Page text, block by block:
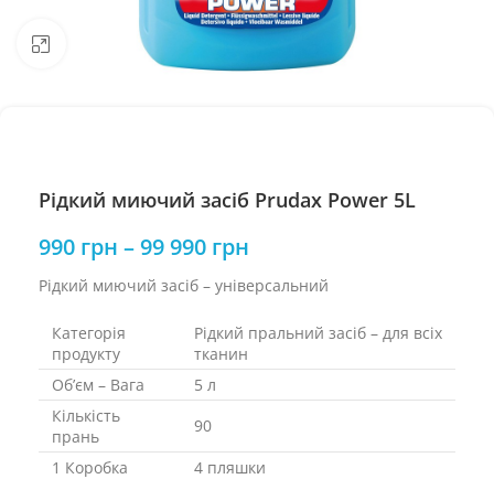
Натисніть, щоб збільшити
Рідкий миючий засіб Prudax Power 5L
990 грн –99 990 грн
Рідкий миючий засіб – універсальний
Категорія
продукту
Рідкий пральний засіб – для всіх
тканин
Об’єм – Вага
5 л
Кількість
прань
90
1 Коробка
4 пляшки